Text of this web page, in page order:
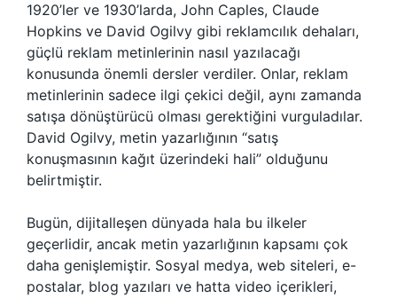
1920’ler ve 1930’larda, John Caples, Claude
Hopkins ve David Ogilvy gibi reklamcılık dehaları,
güçlü reklam metinlerinin nasıl yazılacağı
konusunda önemli dersler verdiler. Onlar, reklam
metinlerinin sadece ilgi çekici değil, aynı zamanda
satışa dönüştürücü olması gerektiğini vurguladılar.
David Ogilvy, metin yazarlığının “satış
konuşmasının kağıt üzerindeki hali” olduğunu
belirtmiştir.
Bugün, dijitalleşen dünyada hala bu ilkeler
geçerlidir, ancak metin yazarlığının kapsamı çok
daha genişlemiştir. Sosyal medya, web siteleri, e-
postalar, blog yazıları ve hatta video içerikleri,